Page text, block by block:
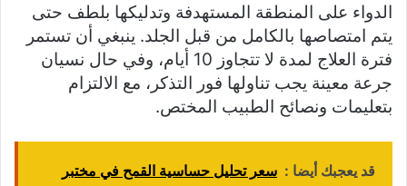
الدواء على المنطقة المستهدفة وتدليكها بلطف حتى
يتم امتصاصها بالكامل من قبل الجلد. ينبغي أن تستمر
فترة العلاج لمدة لا تتجاوز 10 أيام، وفي حال نسيان
جرعة معينة يجب تناولها فور التذكر، مع الالتزام
بتعليمات ونصائح الطبيب المختص.
قد يعجبك أيضا : سعر تحليل حساسية القمح في مختبر